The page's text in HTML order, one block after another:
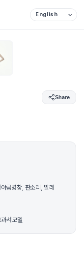
Share
금병창, 판소리, 발레
서모델